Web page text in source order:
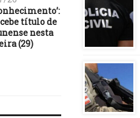
título de
nesta
(29)
Governo Lula
do Instituto
Sertão